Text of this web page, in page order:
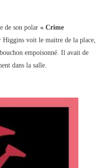
de son polar« Crime
Higgins voit le maitre de la place,
empoisonné. Il avait de
dans la salle.